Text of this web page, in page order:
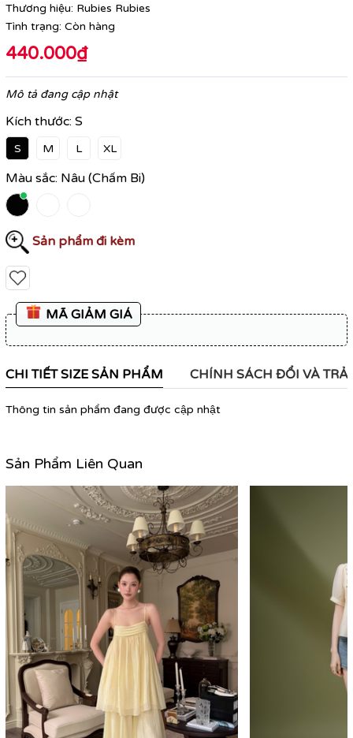
Thương hiệu: Rubies Rubies
Tình trạng: Còn hàng
440.000₫
Mô tả đang cập nhật
Kích thước: S
S M L XL
Màu sắc: Nâu (Chấm Bi)
Sản phẩm đi kèm
MÃ GIẢM GIÁ
CHI TIẾT SIZE SẢN PHẨM CHÍNH SÁCH ĐỔI VÀ TRẢ
Thông tin sản phẩm đang được cập nhật
Sản Phẩm Liên Quan